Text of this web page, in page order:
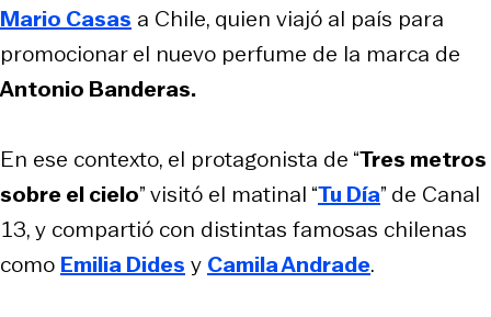
Mario Casas a Chile, quien viajó al país para
promocionar el nuevo perfume de la marca de
Antonio Banderas.
En ese contexto, el protagonista de “Tres metros
sobre el cielo” visitó el matinal “Tu Día” de Canal
13, y compartió con distintas famosas chilenas
como Emilia Dides y Camila Andrade.